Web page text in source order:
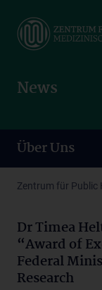
main
News
Über Uns
Zentrum für Public
Dr Timea
“Award of
Federal
Research